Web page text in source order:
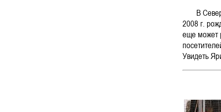
В
2008 г.
еще может
Увидеть